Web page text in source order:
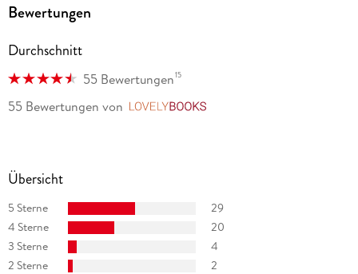
Bewertungen
Durchschnitt
55 Bewertungen15
55 Bewertungen von
Übersicht
5 Sterne
29
4 Sterne
20
3 Sterne
4
2 Sterne
2